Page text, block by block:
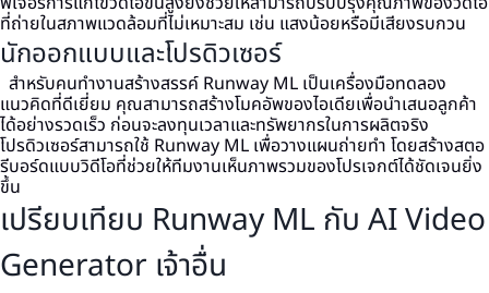
ที่ถ่ายในสภาพแวดล้อมที่ไม่เหมาะสม เช่น แสงน้อยหรือมีเสียงรบกวน
นักออกแบบและโปรดิวเซอร์
สำหรับคนทำงานสร้างสรรค์ Runway ML เป็นเครื่องมือทดลอง
แนวคิดที่ดีเยี่ยม คุณสามารถสร้างโมคอัพของไอเดียเพื่อนำเสนอลูกค้า
ได้อย่างรวดเร็ว ก่อนจะลงทุนเวลาและทรัพยากรในการผลิตจริง
โปรดิวเซอร์สามารถใช้ Runway ML เพื่อวางแผนถ่ายทำ โดยสร้างสตอ
รีบอร์ดแบบวิดีโอที่ช่วยให้ทีมงานเห็นภาพรวมของโปรเจกต์ได้ชัดเจนยิ่ง
ขึ้น
เปรียบเทียบ Runway ML กับ AI Video
Generator เจ้าอื่น